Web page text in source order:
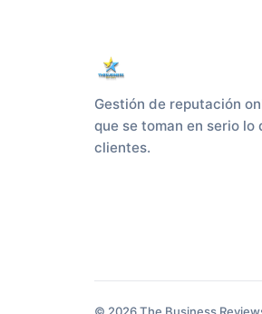
Gestión de reputación
que se toman en serio lo
clientes.